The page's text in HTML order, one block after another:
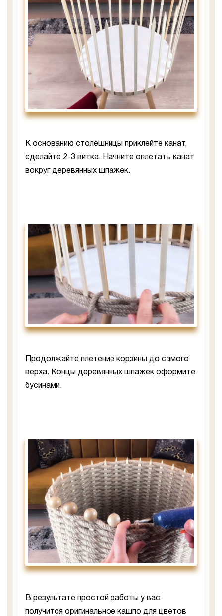
К основанию столешницы приклейте канат,
сделайте 2-3 витка. Начните оплетать канат
вокруг деревянных шпажек.
Продолжайте плетение корзины до самого
верха. Концы деревянных шпажек оформите
бусинами.
В результате простой работы у вас
получится оригинальное кашпо для цветов